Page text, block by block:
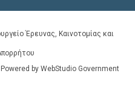
Έρευνας, Καινοτομίας και
Powered by WebStudio Government